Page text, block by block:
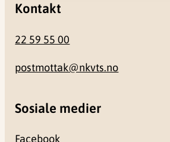
Kontakt
22 59 55 00
postmottak@nkvts.no
Sosiale medier
Facebook